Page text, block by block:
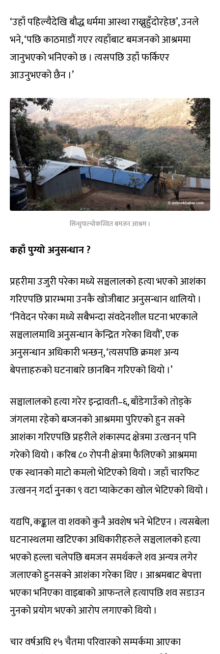
‘उहाँ पहिल्यैदेखि बौद्ध धर्ममा आस्था राख्नुहुँदोरहेछ’, उनले
भने, ‘पछि काठमाडौं गएर त्यहाँबाट बमजनको आश्रममा
जानुभएको भनिएको छ । त्यसपछि उहाँ फर्किएर
आउनुभएको छैन ।’
सिन्धुपाल्चोकस्थित बमजन आश्रम ।
कहाँ पुग्यो अनुसन्धान ?
प्रहरीमा उजुरी परेका मध्ये सञ्चलालको हत्या भएको आशंका
गरिएपछि प्रारम्भमा उनकै खोजीबाट अनुसन्धान थालियो ।
‘निवेदन परेका मध्ये सबैभन्दा संवदेनशील घटना भएकाले
सञ्चलालमाथि अनुसन्धान केन्द्रित गरेका थियौं’, एक
अनुसन्धान अधिकारी भन्छन्, ‘त्यसपछि क्रमशः अन्य
बेपत्ताहरुको घटनाबारे छानबिन गरिएको थियो ।’
सञ्चालालको हत्या गरेर इन्द्रावती–६, बाँडेगाउँको तोड्के
जंगलमा रहेको बम्जनको आश्रममा पुरिएको हुन सक्ने
आशंका गरिएपछि प्रहरीले शंकास्पद क्षेत्रमा उत्खनन् पनि
गरेको थियो । करिब ८० रोपनी क्षेत्रमा फैलिएको आश्रममा
एक स्थानको माटो कमलो भेटिएको थियो । जहाँ चारफिट
उत्खनन् गर्दा नुुनका ९ वटा प्याकेटका खोल भेटिएको थियो ।
यद्यपि, कङ्काल वा शवको कुनै अवशेष भने भेटिएन । त्यसबेला
घटनास्थलमा खटिएका अधिकारीहरुले सञ्चलालको हत्या
भएको हल्ला चलेपछि बमजन समर्थकले शव अन्यत्र लगेर
जलाएको हुनसक्ने आशंका गरेका थिए । आश्रमबाट बेपत्ता
भएका भनिएका वाइबाको आफन्तले हत्यापछि शव सडाउन
नुनको प्रयोग भएको आरोप लगाएको थियो ।
चार वर्षअघि १५ चैतमा परिवारको सम्पर्कमा आएका